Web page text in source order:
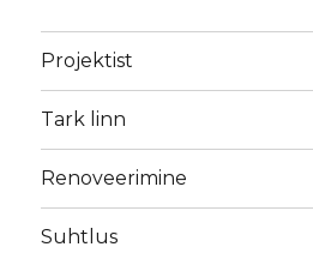
Projektist
Tark linn
Renoveerimine
Suhtlus